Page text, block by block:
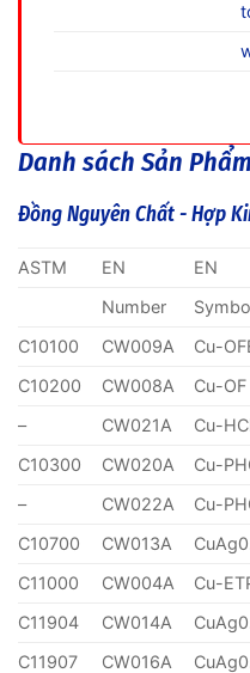
Danh sách Sản
Đồng Nguyên Chất - Hợp
ASTM EN EN
Number
C10100
CW009A Cu-
C10200
CW008A Cu-OF
–
CW021A Cu-
C10300
CW020A Cu-
–
CW022A Cu-
C10700
CW013A
C11000
CW004A Cu-
C11904
CW014A
C11907
CW016A